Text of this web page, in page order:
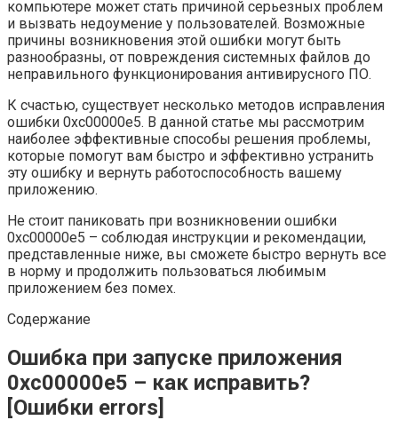
компьютере может стать причиной серьезных проблем
и вызвать недоумение у пользователей. Возможные
причины возникновения этой ошибки могут быть
разнообразны, от повреждения системных файлов до
неправильного функционирования антивирусного ПО.
К счастью, существует несколько методов исправления
ошибки 0xc00000e5. В данной статье мы рассмотрим
наиболее эффективные способы решения проблемы,
которые помогут вам быстро и эффективно устранить
эту ошибку и вернуть работоспособность вашему
приложению.
Не стоит паниковать при возникновении ошибки
0xc00000e5 – соблюдая инструкции и рекомендации,
представленные ниже, вы сможете быстро вернуть все
в норму и продолжить пользоваться любимым
приложением без помех.
Содержание
Ошибка при запуске приложения
0xc00000e5 – как исправить?
[Ошибки errors]